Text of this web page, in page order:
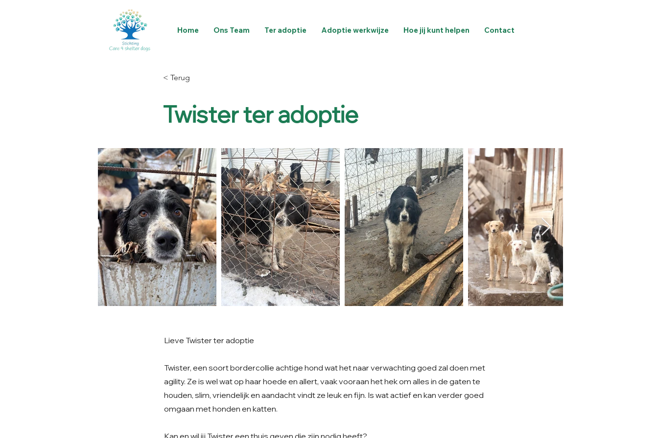
Home Ons Team Ter adoptie Adoptie werkwijze Hoe jij kunt helpen Contact
< Terug
Twister ter adoptie
Lieve Twister ter adoptie
Twister, een soort bordercollie achtige hond wat het naar verwachting goed zal doen met
agility. Ze is wel wat op haar hoede en allert, vaak vooraan het hek om alles in de gaten te
houden, slim, vriendelijk en aandacht vindt ze leuk en fijn. Is wat actief en kan verder goed
omgaan met honden en katten.
Kan en wil jij Twister een thuis geven die zijn nodig heeft?